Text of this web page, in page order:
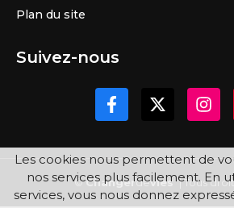
Plan du site
Suivez-nous
©Changerdevies| Tous
Les cookies nous permettent de
nos services plus facilement. En
services, vous nous donnez